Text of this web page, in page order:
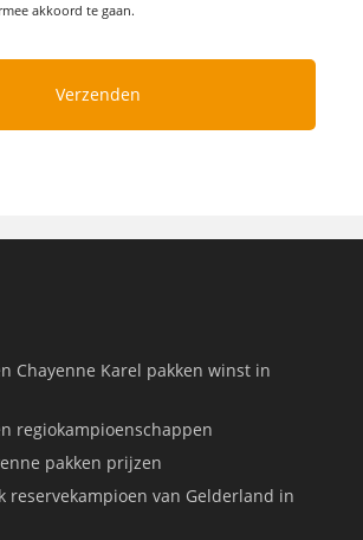
akkoord te gaan.
Chayenne Karel pakken winst in
regiokampioenschappen
pakken prijzen
reservekampioen van Gelderland in